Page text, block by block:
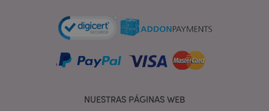
NUESTRAS PÁGINAS WEB
PHPSESSID
PHP.net